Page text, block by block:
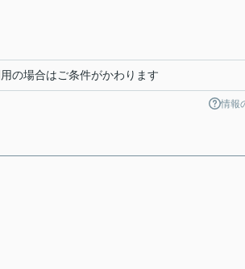
の場合はご条件がかわります
情報